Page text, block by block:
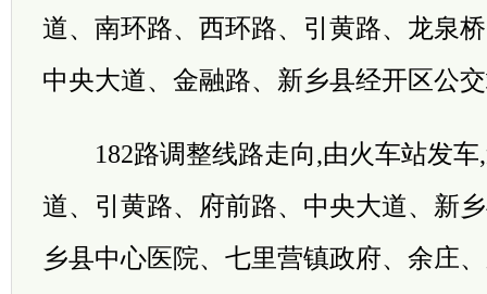
道、南环路、西环路、引黄路、龙泉
中央大道、金融路、新乡县经开区公
182路调整线路走向,由火车站发车,
道、引黄路、府前路、中央大道、新
乡县中心医院、七里营镇政府、余庄